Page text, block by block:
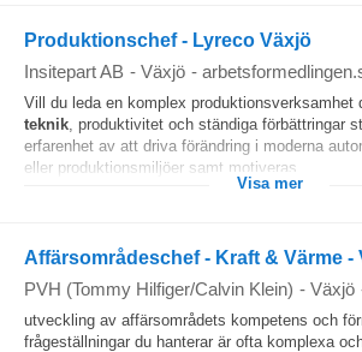
Produktionschef - Lyreco Växjö
Insitepart AB - Växjö -
Vill du leda en komplex produktionsverksamhet
teknik, produktivitet och ständiga förbättringar
erfarenhet av att driva förändring i moderna
eller produktionsmiljöer samt motiveras...
Visa mer
Affärsområdeschef - Kraft & Värme -
PVH (Tommy Hilfiger/Calvin Klein) - Växjö
utveckling av affärsområdets kompetens och
frågeställningar du hanterar är ofta komplexa